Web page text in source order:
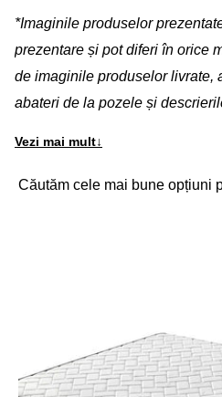
*Imaginile produselor
prezentare și pot diferi în orice
de imaginile produselor livrate,
abateri de la pozele și
Vezi mai mult↓
Căutăm cele mai bune opțiuni